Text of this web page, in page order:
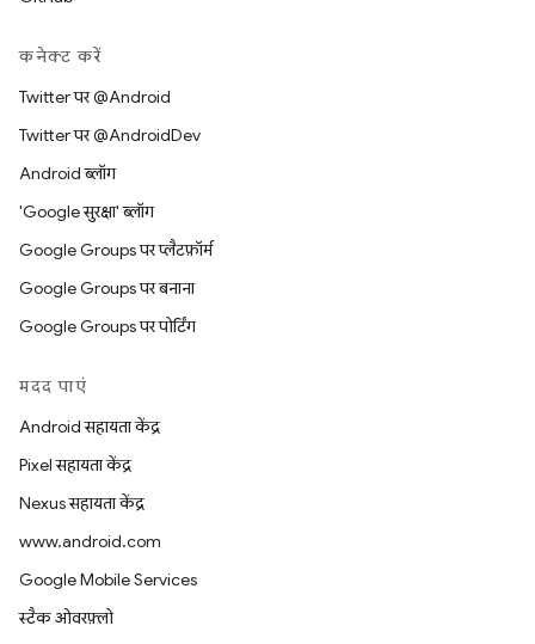
कनेक्ट करें
Twitter पर @Android
Twitter पर @AndroidDev
Android ब्लॉग
'Google सुरक्षा' ब्लॉग
Google Groups पर प्लैटफ़ॉर्म
Google Groups पर बनाना
Google Groups पर पोर्टिंग
मदद पाएं
Android सहायता केंद्र
Pixel सहायता केंद्र
Nexus सहायता केंद्र
www.android.com
Google Mobile Services
स्टैक ओवरफ़्लो